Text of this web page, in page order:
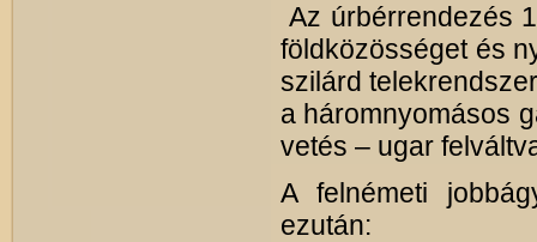
Az úrbérrendezés
földközösséget és
szilárd
a háromnyomásos
vetés – ugar
A felnémeti
ezután: